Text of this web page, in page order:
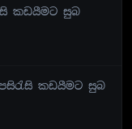
කඩයීමට සුබ
කඩයීමට සුබ